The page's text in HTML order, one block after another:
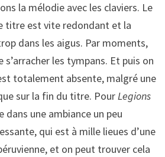
la mélodie avec les claviers. Le
titre est vite redondant et la
dans les aigus. Par moments,
s’arracher les tympans. Et puis on
totalement absente, malgré une
sur la fin du titre. PourLegions
dans une ambiance un peu
qui est à mille lieues d’une
et on peut trouver cela